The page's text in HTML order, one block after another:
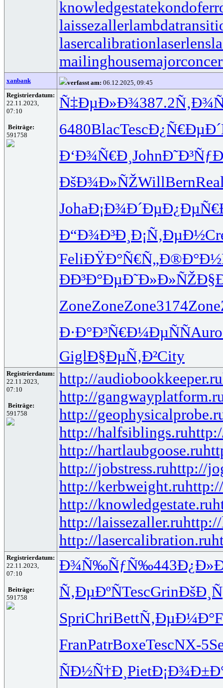
knowledgestate
laissezaller
lasercalibrationlaserlens
mailinghouse
xanbank verfasst am: 06.12.2025, 09:45
Registrierdatum:
22.11.2023,
07:10
Beiträge:
591758
Ñ‡ÐµÐ»Ð¾387.2
6480BlacTescÐ¿Ñ€ÐµÐ´
Ð‘Ð¾Ñ€Ð¸ John
ÐšÐ¾Ð»ÑŽWillBern
JohaÐ¡Ð¾Ð´Ðµ
Ð“Ð¾Ð³Ð¸ Ð¡Ñ‚ÐµÐ½
FeliÐŸÐ°Ñ€Ñ„
ÐÐ³Ð°ÐµÐ˜Ð»Ð»ÑŽ
ZoneZoneZone3174Zone
Ð·Ð°Ð³Ñ€Ð¼ÐµÑÑAuro
GiglÐ§ÐµÑ‚Ð²City
Registrierdatum:
22.11.2023,
07:10
Beiträge:
591758
http://audiobookkeeper.ru
http://
http://
http://halfsiblings.ru
http://hartlaubgoose.ru
http://jobstress.ruhttp://
http://kerbweight.ru
http://knowledgestate.ru
http://laissezaller.ru
http://lasercalibration.ru
Registrierdatum:
22.11.2023,
07:10
Beiträge:
591758
Ð¾Ñ‰ÑƒÑ‰443
Ñ‚ÐµÐºÑTescGrin
SpriChriBettÑ‚ÐµÐ¼Ð°
FranPatrBoxeTescNX-5
ÑÐ½Ñ†Ð¸ Piet